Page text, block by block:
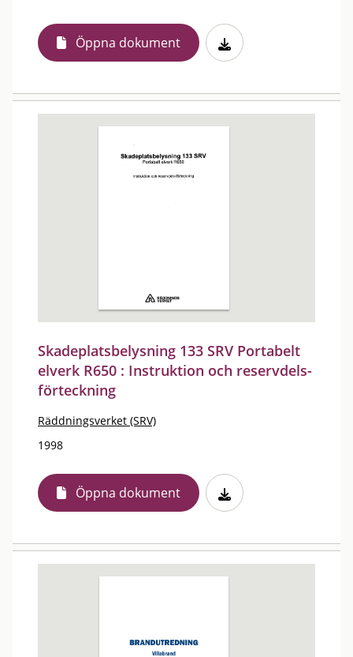
Öppna dokument
Skadeplatsbelysning 133 SRV Portabelt
elverk R650 : Instruktion och reservdels-
förteckning
Räddningsverket (SRV)
1998
Öppna dokument